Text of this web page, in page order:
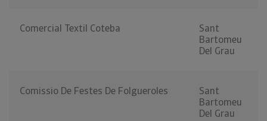
Comercial Textil Coteba
Sant
Bartomeu
Del Grau
Comissio De Festes De Folgueroles
Sant
Bartomeu
Del Grau